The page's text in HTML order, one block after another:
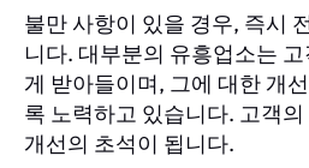
불만 사항이 있을 경우, 즉시
니다. 대부분의 유흥업소는
게 받아들이며, 그에 대한 개
록 노력하고 있습니다. 고객
개선의 초석이 됩니다.